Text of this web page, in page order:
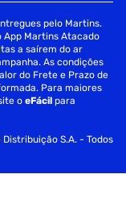
pelo Martins.
App Martins Atacado
a saírem do ar
As condições
do Frete e Prazo de
Para maiores
oeFácil para
S.A. - Todos